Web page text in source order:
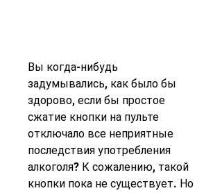
Вы когда-нибудь
задумывались, как было бы
здорово, если бы простое
сжатие кнопки на пульте
отключало все неприятные
последствия употребления
алкоголя? К сожалению, такой
кнопки пока не существует. Но